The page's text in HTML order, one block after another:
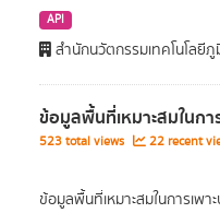
API
สำนักนวัตกรรมเทคโนโลยี
ข้อมูลพื้นที่เหมาะสมในก
523 total views 22 recent
ข้อมูลพื้นที่เหมาะสมในการเพ